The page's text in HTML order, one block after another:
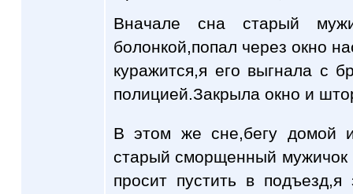
Вначале сна старый
болонкой,попал через окно
куражится,я его выгнала с
полицией.Закрыла окно и
В этом же сне,бегу домой
старый сморщенный мужичок
просит пустить в